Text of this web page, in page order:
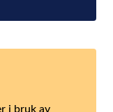
i bruk av